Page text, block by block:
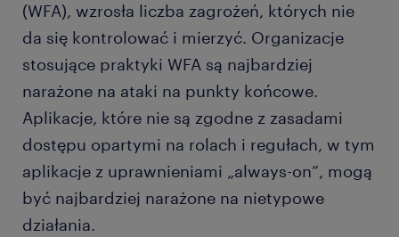
(WFA), wzrosła liczba zagrożeń, których nie
da się kontrolować i mierzyć. Organizacje
stosujące praktyki WFA są najbardziej
narażone na ataki na punkty końcowe.
Aplikacje, które nie są zgodne z zasadami
dostępu opartymi na rolach i regułach, w tym
aplikacje z uprawnieniami „always-on”, mogą
być najbardziej narażone na nietypowe
działania.